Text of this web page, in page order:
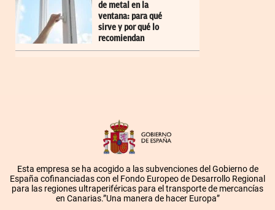
de metal en la
ventana: para qué
sirve y por qué lo
recomiendan
Esta empresa se ha acogido a las subvenciones del Gobierno de
España cofinanciadas con el Fondo Europeo de Desarrollo Regional
para las regiones ultraperiféricas para el transporte de mercancías
en Canarias.”Una manera de hacer Europa”